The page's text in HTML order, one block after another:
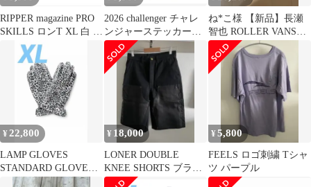
RIPPER magazine PRO
SKILLS ロンT XL 白 切
捨御免
2026 challenger チャレ
ンジャーステッカーセ
ット カタログ付
ね*こ様 【新品】長瀬
智也 ROLLER VANS
US9 (27㎝)
¥ 22,800
LAMP GLOVES
STANDARD GLOVE
WHITE LEOPARD
¥ 18,000
LONER DOUBLE
KNEE SHORTS ブラッ
ク S
¥5,800
FEELS ロゴ刺繍 Tシャ
ツ パープル